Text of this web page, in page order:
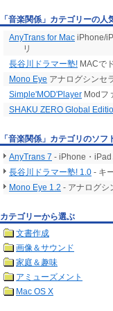
「音楽関係」カテゴリーの人
AnyTrans for Mac iPhone/
リ
長谷川ドラマー塾! MACで
Mono Eye アナログシンセ
Simple'MOD'Player Modフ
SHAKU ZERO Global
「音楽関係」カテゴリのソフ
AnyTrans 7 - iPhone・iPad
長谷川ドラマー塾! 1.0 - キ
Mono Eye 1.2 - アナログシ
カテゴリーから選ぶ
文書作成
画像＆サウンド
家庭＆趣味
アミューズメント
Mac OS X